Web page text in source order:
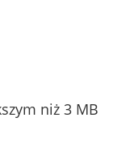
niż 3 MB